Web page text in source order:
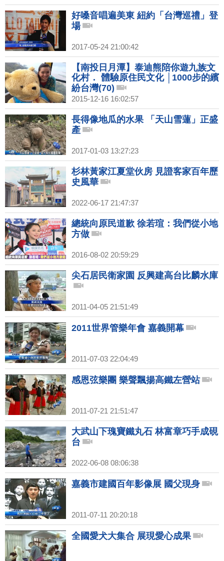
好嗓音唱遍美東 紐約「台灣巡禮」登
場
2017-05-24 21:00:42
【南投日月潭】泰迪熊陪你遊九族文
化村． 體驗原住民文化 │1000步的繽
紛台灣(70)
2015-12-16 16:02:57
長得像地瓜的水果 「天山雪蓮」正盛
產
2017-01-03 13:27:23
杉林黃家江夏堂伙房 見證客家百年歷
史風華
2022-06-17 21:47:37
總統向原民道歉 徐若瑄：我們從小地
方做
2016-08-02 20:59:29
尖石居民衛家園 反興建高台比麟水庫
2011-04-05 21:51:49
2011世界管樂年會 嘉義開幕
2011-07-03 22:04:49
感恩弦樂團 樂聲飄揚高鐵左營站
2011-07-21 21:51:47
大武山下瑰寶鐵丸石 林富章巧手成硯
台
2022-06-08 08:06:38
嘉義市建國百年影像展 國父現身
2011-07-11 20:20:18
全國愛犬大集合 展現愛心成果